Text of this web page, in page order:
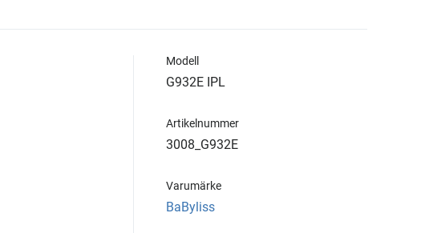
Modell
G932E IPL
Artikelnummer
3008_G932E
Varumärke
BaByliss